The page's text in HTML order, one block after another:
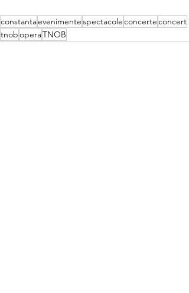
constantaevenimentespectacoleconcerteconcert
tnoboperaTNOB